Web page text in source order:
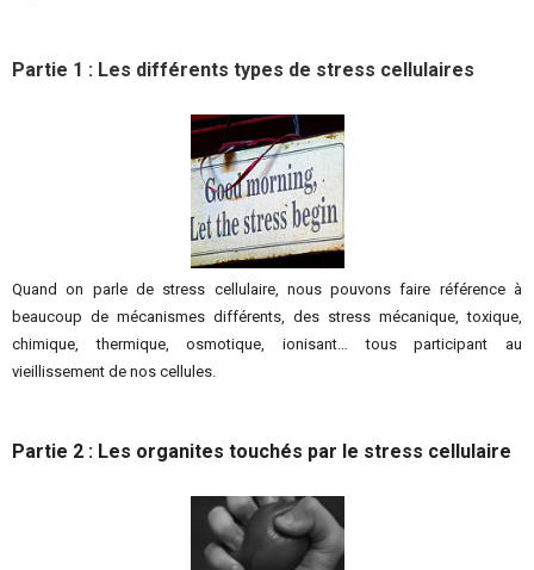
Partie 1 : Les différents types de stress cellulaires
Quand on parle de stress cellulaire, nous pouvons faire référence à
beaucoup de mécanismes différents, des stress mécanique, toxique,
chimique, thermique, osmotique, ionisant… tous participant au
vieillissement de nos cellules.
Partie 2 : Les organites touchés par le stress cellulaire